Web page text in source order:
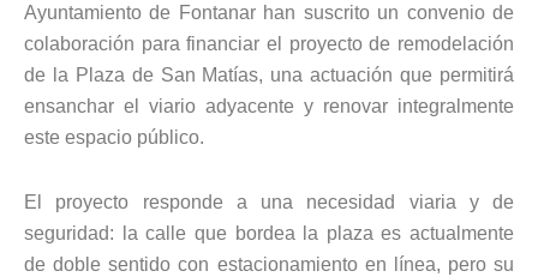
Ayuntamiento de Fontanar han suscrito un convenio de
colaboración para financiar el proyecto de remodelación
de la Plaza de San Matías, una actuación que permitirá
ensanchar el viario adyacente y renovar integralmente
este espacio público.
El proyecto responde a una necesidad viaria y de
seguridad: la calle que bordea la plaza es actualmente
de doble sentido con estacionamiento en línea, pero su